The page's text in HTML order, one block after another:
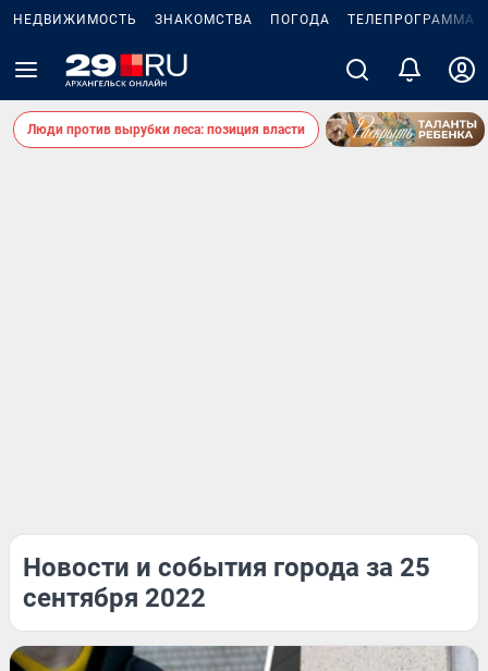
НЕДВИЖИМОСТЬ ЗНАКОМСТВА ПОГОДА ТЕЛЕПРОГРАММА
Люди против вырубки леса: позиция власти
Новости и события города за 25
сентября 2022